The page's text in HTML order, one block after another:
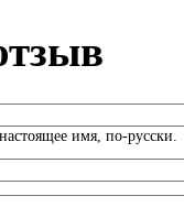
имя, по-русски.